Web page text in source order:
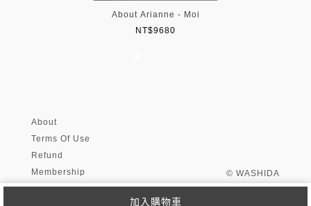
加入購物車
About Arianne - Moi
NT$9680
About
Terms Of Use
Refund
Membership
© WASHIDA